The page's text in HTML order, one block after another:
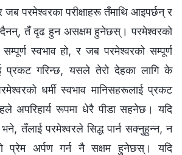
परमेश्‍वरका परीक्षाहरू तँमाथि आइपर्छन् र
तँ दृढ हुन असक्षम हुनेछस्। परमेश्‍वरको
स्वभाव हो, र जब परमेश्‍वरको सम्पूर्ण
प्रकट गरिन्छ, यसले तेरो देहका लागि के
धर्मी स्वभाव मानिसहरूलाई प्रकट
अपरिहार्य रूपमा धेरै पीडा सहनेछ। यदि
तँलाई परमेश्‍वरले सिद्ध पार्न सक्‍नुहुन्‍न, न
प्रेम अर्पण गर्न नै सक्षम हुनेछस्। यदि